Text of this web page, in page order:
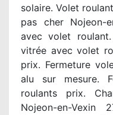
solaire. Volet
pas cher Nojeon-
avec volet
vitrée avec volet
prix. Fermeture
alu sur mesure.
roulants prix.
Nojeon-en-Vexin